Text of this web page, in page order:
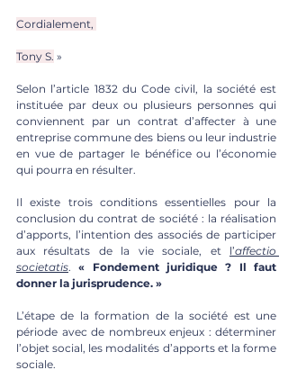
Cordialement,
Tony S. »
Selon l’article 1832 du Code civil, la société est
instituée par deux ou plusieurs personnes qui
conviennent par un contrat d’affecter à une
entreprise commune des biens ou leur industrie
en vue de partager le bénéfice ou l’économie
qui pourra en résulter.
Il existe trois conditions essentielles pour la
conclusion du contrat de société : la réalisation
d’apports, l’intention des associés de participer
aux résultats de la vie sociale, et l’affectio
societatis. « Fondement juridique ? Il faut
donner la jurisprudence. »
L’étape de la formation de la société est une
période avec de nombreux enjeux : déterminer
l’objet social, les modalités d’apports et la forme
sociale.